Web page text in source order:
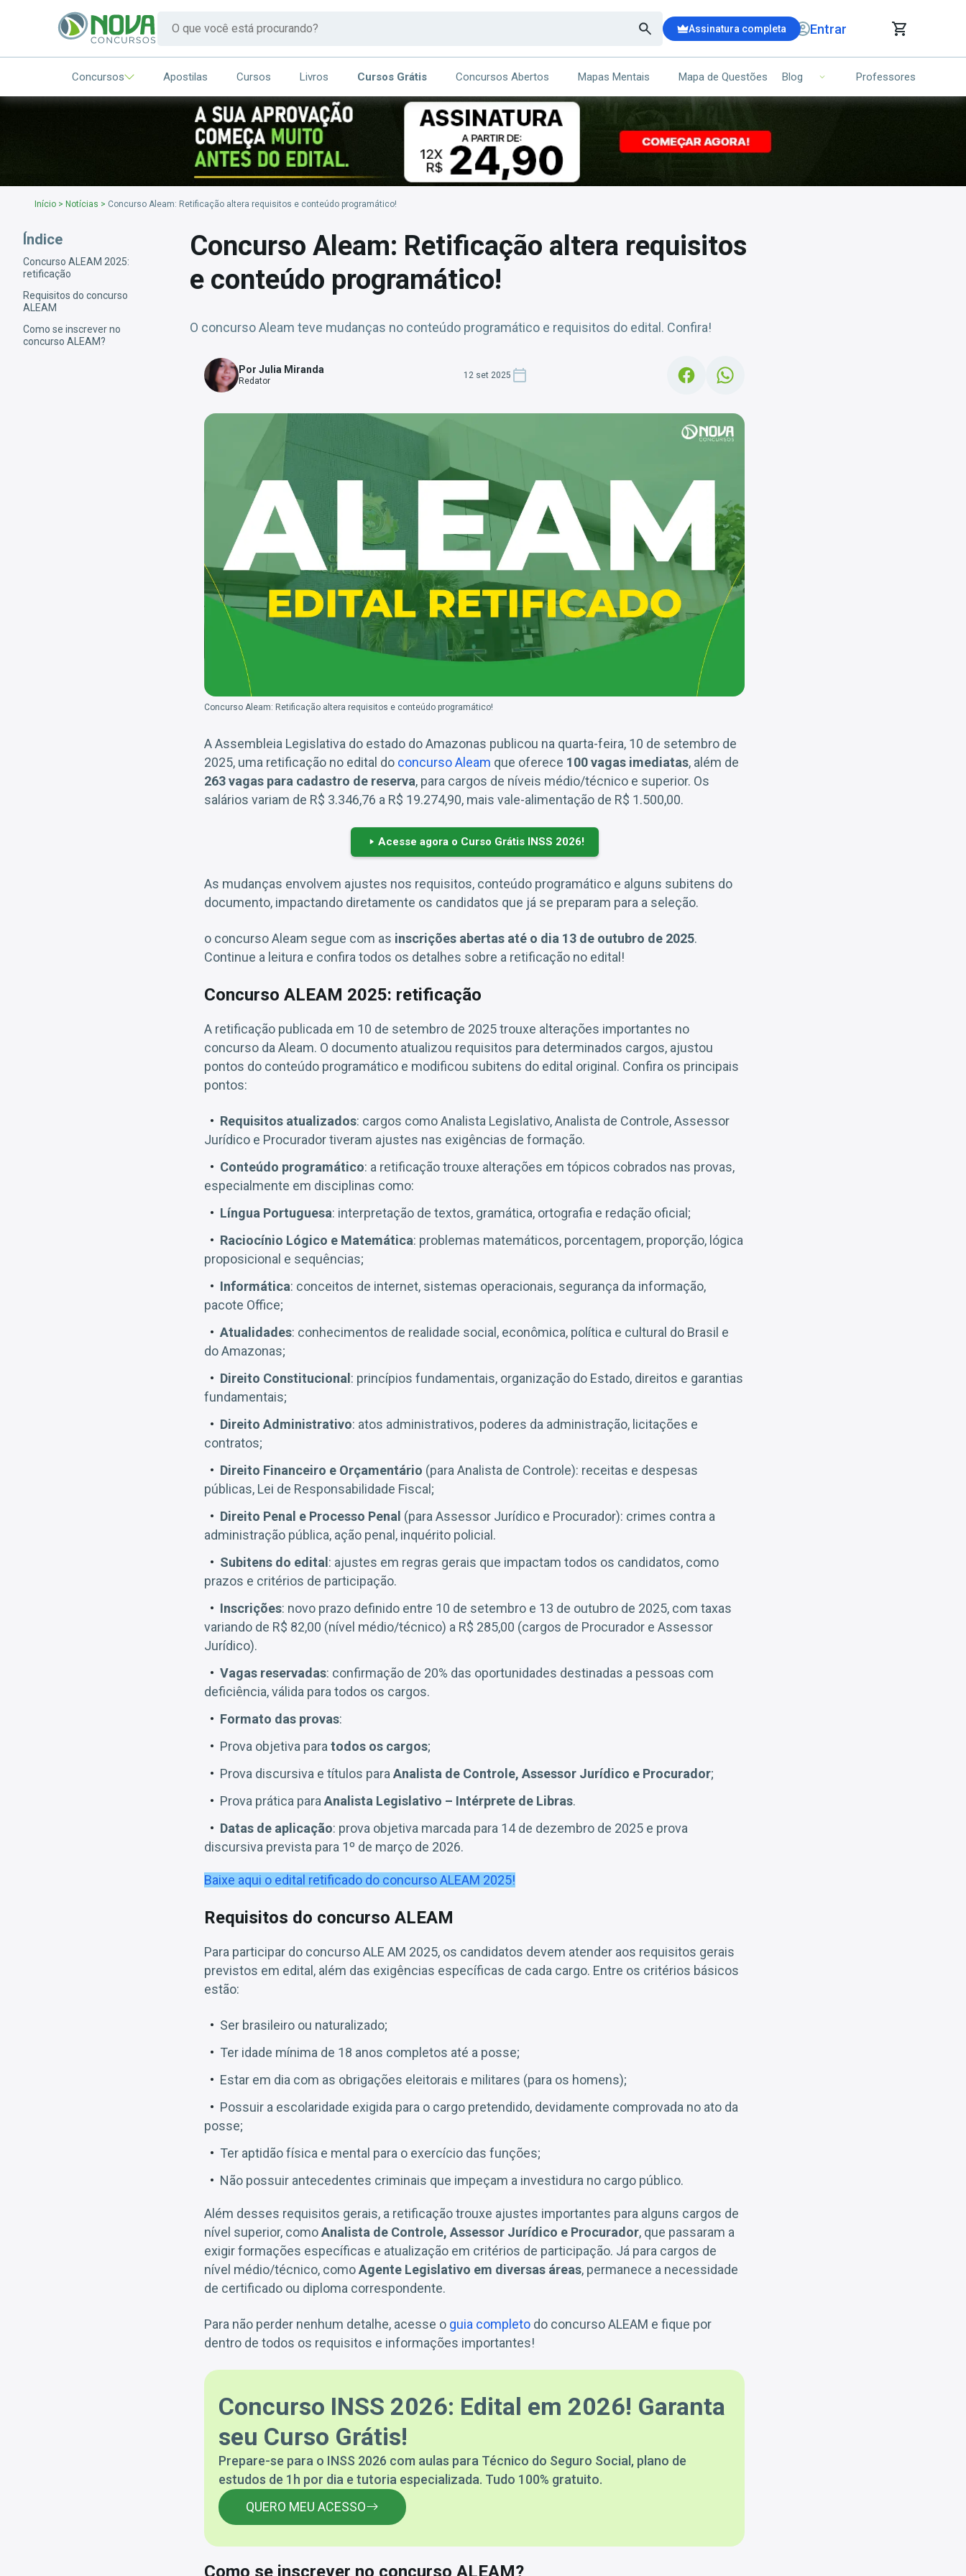
Assinatura completa Entrar
CARRINHO DE COMPRAS
ITENS (00)
Seu carrinho ainda está vazio.
Concursos Apostilas Cursos Livros Cursos Grátis Concursos Abertos Mapas Mentais Mapa de Questões Blog Professores
Início > Notícias > Concurso Aleam: Retificação altera requisitos e conteúdo programático!
Índice
Concurso ALEAM 2025:
retificação
Requisitos do concurso
ALEAM
Como se inscrever no
concurso ALEAM?
Concurso Aleam: Retificação altera requisitos
e conteúdo programático!
O concurso Aleam teve mudanças no conteúdo programático e requisitos do edital. Confira!
Por Julia Miranda
Redator
12 set 2025
Concurso Aleam: Retificação altera requisitos e conteúdo programático!
A Assembleia Legislativa do estado do Amazonas publicou na quarta-feira, 10 de setembro de
2025, uma retificação no edital do concurso Aleam que oferece 100 vagas imediatas, além de
263 vagas para cadastro de reserva, para cargos de níveis médio/técnico e superior. Os
salários variam de R$ 3.346,76 a R$ 19.274,90, mais vale-alimentação de R$ 1.500,00.
Acesse agora o Curso Grátis INSS 2026!
As mudanças envolvem ajustes nos requisitos, conteúdo programático e alguns subitens do
documento, impactando diretamente os candidatos que já se preparam para a seleção.
o concurso Aleam segue com as inscrições abertas até o dia 13 de outubro de 2025.
Continue a leitura e confira todos os detalhes sobre a retificação no edital!
Concurso ALEAM 2025: retificação
A retificação publicada em 10 de setembro de 2025 trouxe alterações importantes no
concurso da Aleam. O documento atualizou requisitos para determinados cargos, ajustou
pontos do conteúdo programático e modificou subitens do edital original. Confira os principais
pontos:
Requisitos atualizados: cargos como Analista Legislativo, Analista de Controle, Assessor
Jurídico e Procurador tiveram ajustes nas exigências de formação.
Conteúdo programático: a retificação trouxe alterações em tópicos cobrados nas provas,
especialmente em disciplinas como:
Língua Portuguesa: interpretação de textos, gramática, ortografia e redação oficial;
Raciocínio Lógico e Matemática: problemas matemáticos, porcentagem, proporção, lógica
proposicional e sequências;
Informática: conceitos de internet, sistemas operacionais, segurança da informação,
pacote Office;
Atualidades: conhecimentos de realidade social, econômica, política e cultural do Brasil e
do Amazonas;
Direito Constitucional: princípios fundamentais, organização do Estado, direitos e garantias
fundamentais;
Direito Administrativo: atos administrativos, poderes da administração, licitações e
contratos;
Direito Financeiro e Orçamentário (para Analista de Controle): receitas e despesas
públicas, Lei de Responsabilidade Fiscal;
Direito Penal e Processo Penal (para Assessor Jurídico e Procurador): crimes contra a
administração pública, ação penal, inquérito policial.
Subitens do edital: ajustes em regras gerais que impactam todos os candidatos, como
prazos e critérios de participação.
Inscrições: novo prazo definido entre 10 de setembro e 13 de outubro de 2025, com taxas
variando de R$ 82,00 (nível médio/técnico) a R$ 285,00 (cargos de Procurador e Assessor
Jurídico).
Vagas reservadas: confirmação de 20% das oportunidades destinadas a pessoas com
deficiência, válida para todos os cargos.
Formato das provas:
Prova objetiva para todos os cargos;
Prova discursiva e títulos para Analista de Controle, Assessor Jurídico e Procurador;
Prova prática para Analista Legislativo – Intérprete de Libras.
Datas de aplicação: prova objetiva marcada para 14 de dezembro de 2025 e prova
discursiva prevista para 1º de março de 2026.
Baixe aqui o edital retificado do concurso ALEAM 2025!
Requisitos do concurso ALEAM
Para participar do concurso ALE AM 2025, os candidatos devem atender aos requisitos gerais
previstos em edital, além das exigências específicas de cada cargo. Entre os critérios básicos
estão:
Ser brasileiro ou naturalizado;
Ter idade mínima de 18 anos completos até a posse;
Estar em dia com as obrigações eleitorais e militares (para os homens);
Possuir a escolaridade exigida para o cargo pretendido, devidamente comprovada no ato da
posse;
Ter aptidão física e mental para o exercício das funções;
Não possuir antecedentes criminais que impeçam a investidura no cargo público.
Além desses requisitos gerais, a retificação trouxe ajustes importantes para alguns cargos de
nível superior, comoAnalista de Controle, Assessor Jurídico e Procurador, que passaram a
exigir formações específicas e atualização em critérios de participação. Já para cargos de
nível médio/técnico, comoAgente Legislativo em diversas áreas, permanece a necessidade
de certificado ou diploma correspondente.
Para não perder nenhum detalhe, acesse o guia completo do concurso ALEAM e fique por
dentro de todos os requisitos e informações importantes!
Concurso INSS 2026: Edital em 2026! Garanta
seu Curso Grátis!
Prepare-se para o INSS 2026 com aulas para Técnico do Seguro Social, plano de
estudos de 1h por dia e tutoria especializada. Tudo 100% gratuito.
QUERO MEU ACESSO
Como se inscrever no concurso ALEAM?